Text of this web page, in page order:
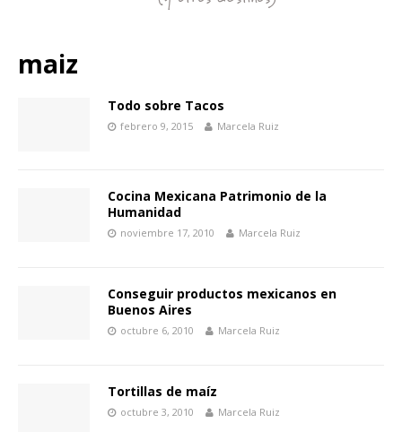
maiz
Todo sobre Tacos
febrero 9, 2015 Marcela Ruiz
Cocina Mexicana Patrimonio de la
Humanidad
noviembre 17, 2010 Marcela Ruiz
Conseguir productos mexicanos en
Buenos Aires
octubre 6, 2010 Marcela Ruiz
Tortillas de maíz
octubre 3, 2010 Marcela Ruiz